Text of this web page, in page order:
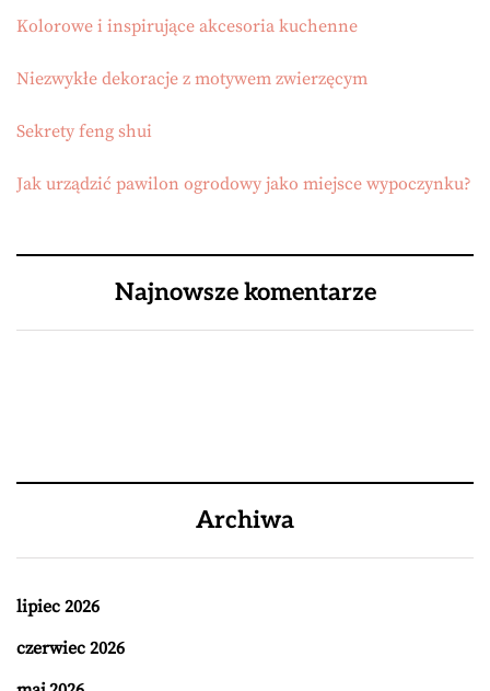
Kolorowe i inspirujące akcesoria kuchenne
Niezwykłe dekoracje z motywem zwierzęcym
Sekrety feng shui
Jak urządzić pawilon ogrodowy jako miejsce wypoczynku?
Najnowsze komentarze
Archiwa
lipiec 2026
czerwiec 2026